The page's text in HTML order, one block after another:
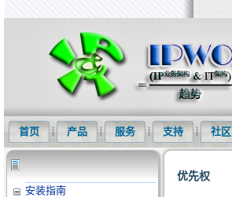
首页 产品 服务 支持 社区
安装指南
优先权